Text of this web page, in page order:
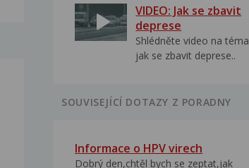
VIDEO: Jak se zbavit
deprese
Shlédněte video na téma
jak se zbavit deprese..
SOUVISEJÍCÍ DOTAZY Z PORADNY
Informace o HPV virech
Dobrý den,chtěl bych se zeptat,jak